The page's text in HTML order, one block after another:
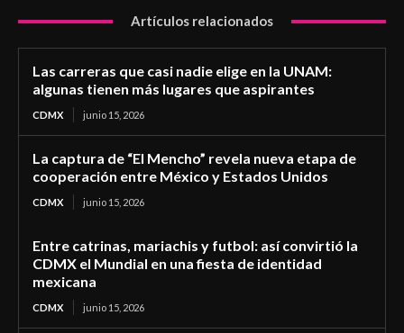
Artículos relacionados
Las carreras que casi nadie elige en la UNAM:
algunas tienen más lugares que aspirantes
CDMX junio 15, 2026
La captura de “El Mencho” revela nueva etapa de
cooperación entre México y Estados Unidos
CDMX junio 15, 2026
Entre catrinas, mariachis y futbol: así convirtió la
CDMX el Mundial en una fiesta de identidad
mexicana
CDMX junio 15, 2026